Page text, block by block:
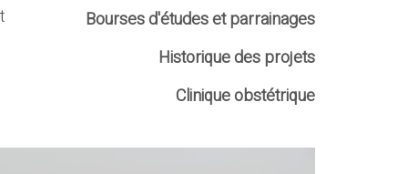
Bourses d'études et parrainages
Historique des projets
Clinique obstétrique